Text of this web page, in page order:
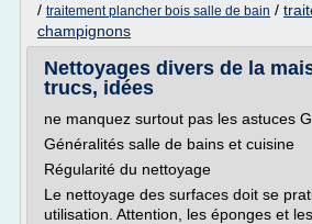
/ traitement plancher bois salle de bain /
champignons
Nettoyages divers de la
trucs, idées
ne manquez surtout pas les astuces
Généralités salle de bains et cuisine
Régularité du nettoyage
Le nettoyage des surfaces doit se
utilisation. Attention, les éponges et